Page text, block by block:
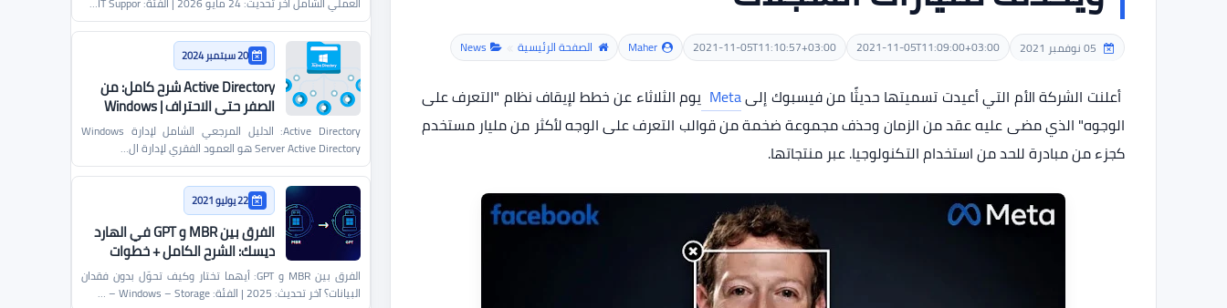
2021-11-05T11:09:00+03:00
2021-11-05T11:10:57+03:00
Maher الصفحة الرئيسية News
أعلنت الشركة الأم التي أعيدت تسميتها حديثًا من فيسبوك إلىMeta يوم الثلاثاء عن خطط لإيقاف نظام "التعرف على
الوجوه" الذي مضى عليه عقد من الزمان وحذف مجموعة ضخمة من قوالب التعرف على الوجه لأكثر من مليار مستخدم
كجزء من مبادرة للحد من استخدام التكنولوجيا. عبر منتجاتها.
20 سبتمبر 2024
Active Directory شرح كامل: من
الصفر حتى الاحتراف | Windows
Server
Active Directory: الدليل المرجعي الشامل لإدارة Windows
Server Active Directory هو العمود الفقري لإدارة ال…
22 يوليو 2021
الفرق بين MBR و GPT في الهارد
ديسك: الشرح الكامل + خطوات
التحويل من وإلى
الفرق بين MBR و GPT: أيهما تختار وكيف تحوّل بدون فقدان
البيانات؟ آخر تحديث: 2025 | الفئة: Windows – Storage – …